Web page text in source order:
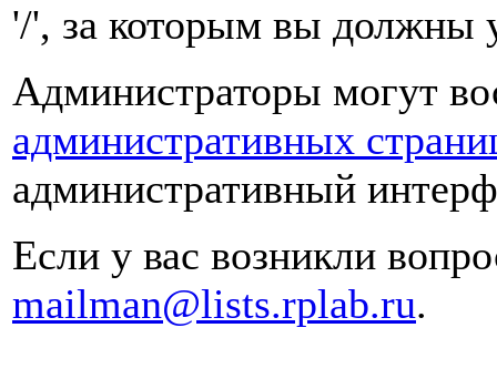
'/', за которым вы должны
Администраторы могут
административных
административный
Если у вас возникли
mailman@lists.rplab.ru.